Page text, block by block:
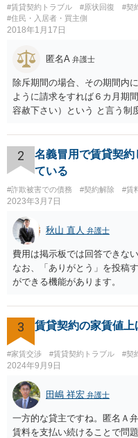
#賃貸契約トラブル #原状回復 #契
#住民・入居者・買主側
2018年1月17日
匿名A 弁護士
除斥期間の場合、その期間内
ように請求をすれば６カ月期
容赦下さい）という と言う制
2
名義冒用で賃貸契
ている
#詐欺被害での債務 #契約解除 #賃
2023年3月7日
秋山 直人 弁護士
費用は掲示板では回答できな
なお、「ありがとう」を投稿
ができる機能があります。
3 賃貸契約の家賃値
#家賃交渉 #賃貸契約トラブル #契
2024年9月9日
田嶋 祥宏 弁護士
一方的な貸主ですね。匿名Ａ
賃料を支払い続けることで問